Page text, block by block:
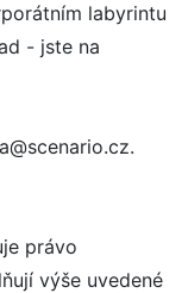
labyrintu
- jste na
právo
výše uvedené